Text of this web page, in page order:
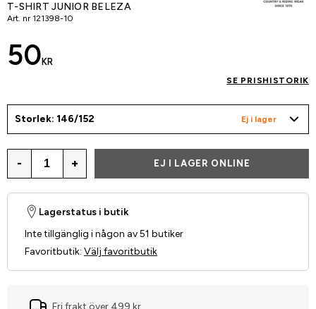
T-SHIRT JUNIOR BELEZA
Art. nr 121398-10
50 KR
SE PRISHISTORIK
Storlek: 146/152 Ej i lager
- + EJ I LAGER ONLINE
Lagerstatus i butik
Inte tillgänglig i någon av 51 butiker
Favoritbutik: Välj favoritbutik